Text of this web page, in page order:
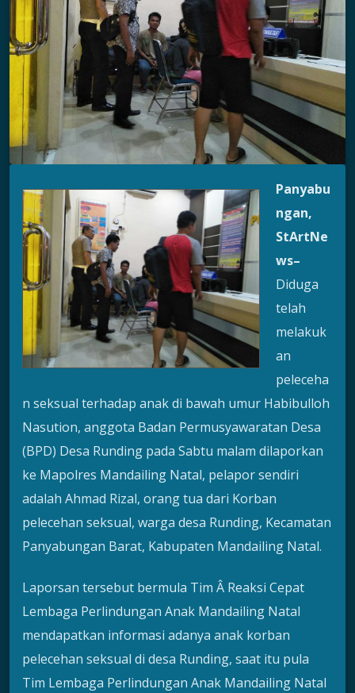
Panyabu
ngan,
StArtNe
ws–
Diduga
telah
melakuk
an
peleceha
n seksual terhadap anak di bawah umur Habibulloh
Nasution, anggota Badan Permusyawaratan Desa
(BPD) Desa Runding pada Sabtu malam dilaporkan
ke Mapolres Mandailing Natal, pelapor sendiri
adalah Ahmad Rizal, orang tua dari Korban
pelecehan seksual, warga desa Runding, Kecamatan
Panyabungan Barat, Kabupaten Mandailing Natal.
Laporsan tersebut bermula Tim Â Reaksi Cepat
Lembaga Perlindungan Anak Mandailing Natal
mendapatkan informasi adanya anak korban
pelecehan seksual di desa Runding, saat itu pula
Tim Lembaga Perlindungan Anak Mandailing Natal